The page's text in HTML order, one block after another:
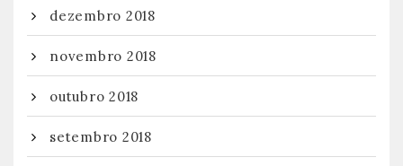
dezembro 2018
novembro 2018
outubro 2018
setembro 2018